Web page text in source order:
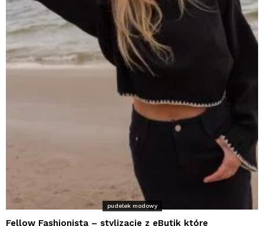
pudelek modowy
Fellow Fashionista – stylizacje z eButik które